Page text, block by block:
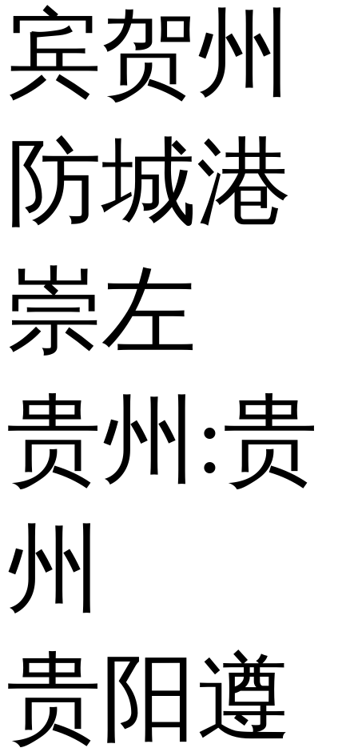
宾贺州
防城港
崇左
贵州:贵
州
贵阳遵